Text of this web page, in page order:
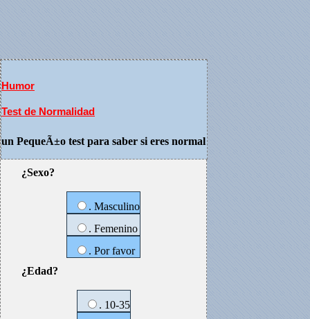
Humor
Test de Normalidad
un PequeÃ±o test para saber si eres normal
¿Sexo?
. Masculino
. Femenino
. Por favor
¿Edad?
. 10-35